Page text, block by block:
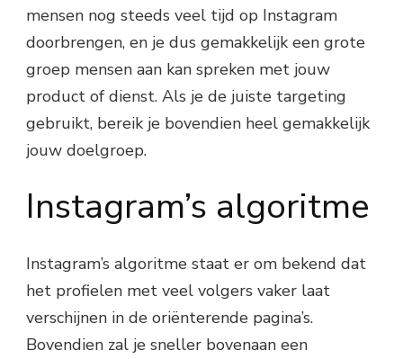
mensen nog steeds veel tijd op Instagram
doorbrengen, en je dus gemakkelijk een grote
groep mensen aan kan spreken met jouw
product of dienst. Als je de juiste targeting
gebruikt, bereik je bovendien heel gemakkelijk
jouw doelgroep.
Instagram’s algoritme
Instagram’s algoritme staat er om bekend dat
het profielen met veel volgers vaker laat
verschijnen in de oriënterende pagina’s.
Bovendien zal je sneller bovenaan een